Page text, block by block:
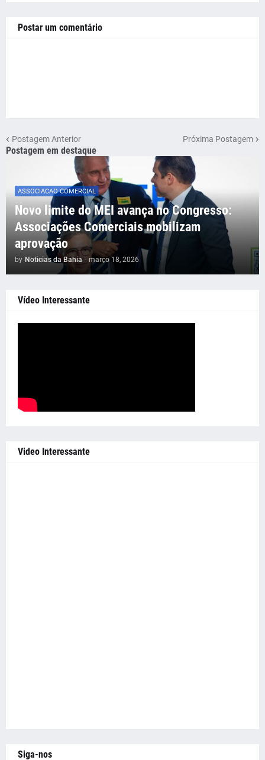
Postar um comentário
Postagem Anterior Próxima Postagem
Postagem em destaque
ASSOCIACAO COMERCIAL
Novo limite do MEI avança no Congresso:
Associações Comerciais mobilizam
aprovação
by Noticias da Bahia - março 18, 2026
Vídeo Interessante
Video Interessante
Siga-nos